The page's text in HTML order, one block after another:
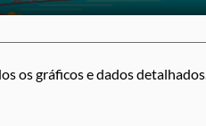
os gráficos e dados detalhados.